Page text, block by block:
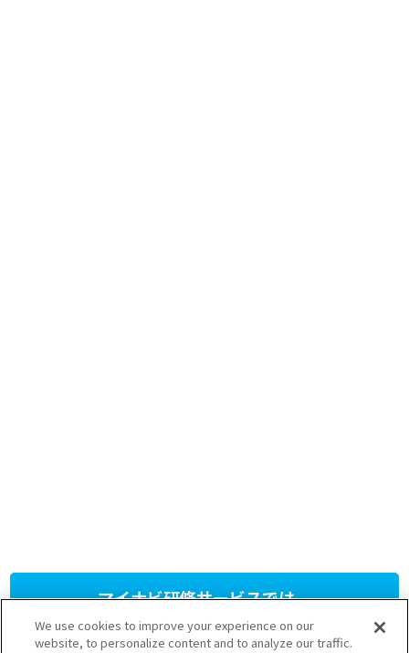
マイナビ研修サービスでは、
人材育成研修プログラムを
提供しています。
We use cookies to improve your experience on our
website, to personalize content and to analyze our traffic.